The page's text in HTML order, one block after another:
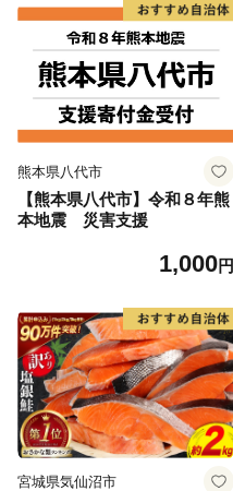
熊本県八代市
【熊本県八代市】令和８年熊
本地震 災害支援
1,000円
宮城県気仙沼市